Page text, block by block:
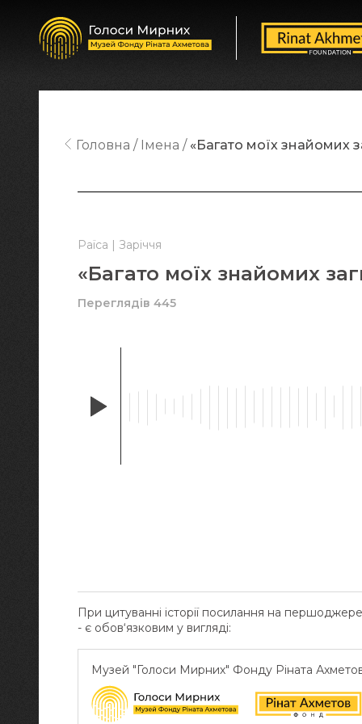
Раїса | Заріччя
«Багато моїх знайомих
Переглядів 445
При цитуванні історії посилання на
- є обов‘язковим у вигляді:
Музей "Голоси Мирних" Фонду Ріната
Головна Імена «Багато моїх знайомих